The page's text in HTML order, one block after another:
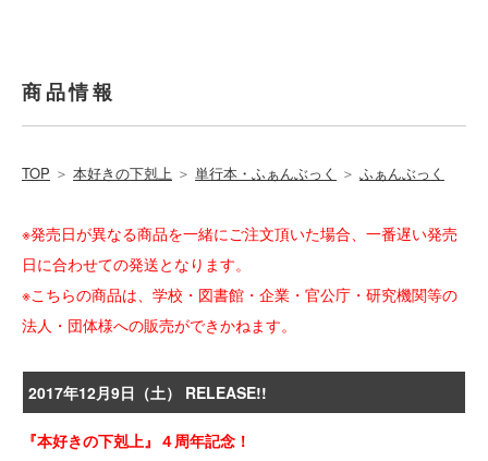
商品情報
TOP ＞ 本好きの下剋上 ＞ 単行本・ふぁんぶっく ＞ ふぁんぶっく
※発売日が異なる商品を一緒にご注文頂いた場合、一番遅い発売
日に合わせての発送となります。
※こちらの商品は、学校・図書館・企業・官公庁・研究機関等の
法人・団体様への販売ができかねます。
2017年12月9日（土） RELEASE!!
『本好きの下剋上』４周年記念！